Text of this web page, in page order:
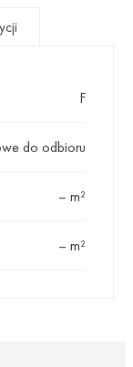
F
do odbioru
– m²
– m²